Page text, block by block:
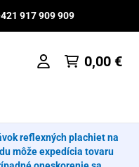
917 909 909
0,00 €
reflexných plachiet na
môže expedícia tovaru